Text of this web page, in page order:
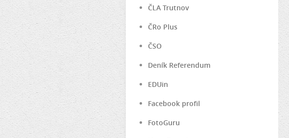
ČLA Trutnov
ČRo Plus
ČSO
Deník Referendum
EDUin
Facebook profil
FotoGuru